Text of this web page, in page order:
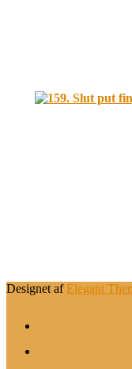
Designet af Elegant